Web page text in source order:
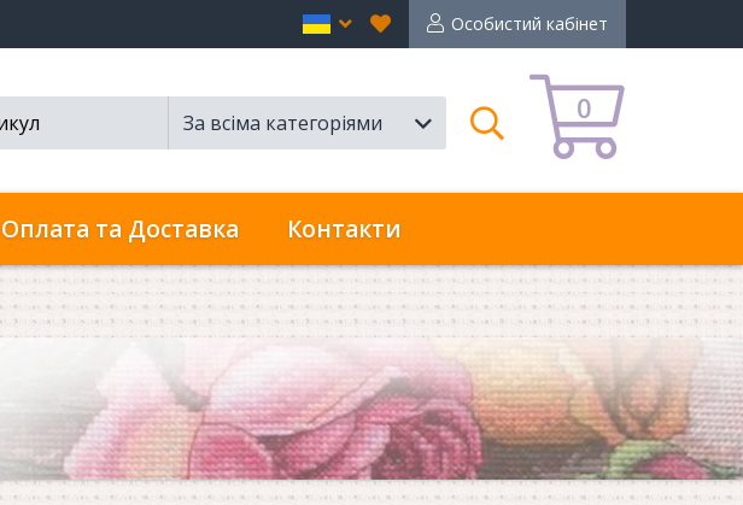
Особистий кабінет
Вибране
en
0
За всіма категоріями
Пошук
Оплата та Доставка Контакти